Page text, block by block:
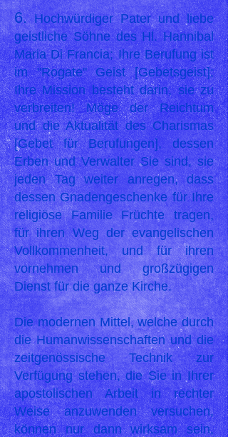
6.Hochwürdiger Pater und liebe
geistliche Söhne des Hl. Hannibal
Maria Di Francia; Ihre Berufung ist
im "Rogate" Geist [Gebetsgeist];
Ihre Mission besteht darin, sie zu
verbreiten! Möge der Reichtum
und die Aktualität des Charismas
[Gebet für Berufungen], dessen
Erben und Verwalter Sie sind, sie
jeden Tag weiter anregen, dass
dessen Gnadengeschenke für Ihre
religiöse Familie Früchte tragen,
für ihren Weg der evangelischen
Vollkommenheit, und für ihren
vornehmen und großzügigen
Dienst für die ganze Kirche.
Die modernen Mittel, welche durch
die Humanwissenschaften und die
zeitgenössische Technik zur
Verfügung stehen, die Sie in Ihrer
apostolischen Arbeit in rechter
Weise anzuwenden versuchen,
können nur dann wirksam sein,